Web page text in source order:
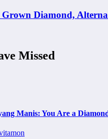
Diamond,
Missed
Manis: You Are a